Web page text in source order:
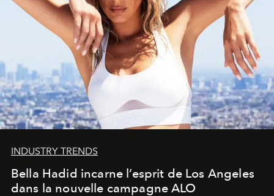
INDUSTRY TRENDS
Bella Hadid incarne l’esprit de Los Angeles
dans la nouvelle campagne ALO